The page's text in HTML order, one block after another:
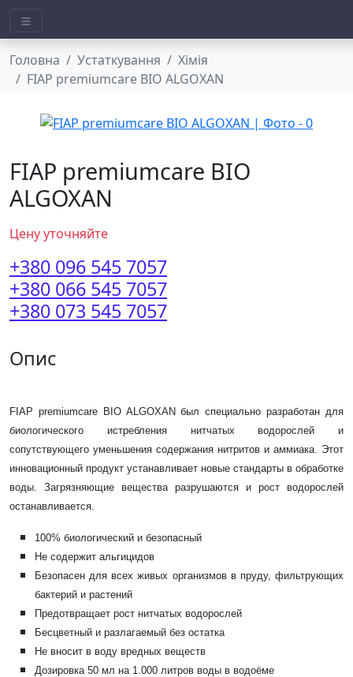
Головна Устаткування
Хімія
FIAP premiumcare BIO ALGOXAN
FIAP premiumcare BIO
ALGOXAN
Цену уточняйте
+380 096 545 7057
+380 066 545 7057
+380 073 545 7057
Опис
FIAP premiumcare BIO ALGOXAN был специально разработан для
биологического истребления нитчатых водорослей и
сопутствующего уменьшения содержания нитритов и аммиака. Этот
инновационный продукт устанавливает новые стандарты в обработке
воды. Загрязняющие вещества разрушаются и рост водорослей
останавливается.
100% биологический и безопасный
Не содержит альгицидов
Безопасен для всех живых организмов в пруду, фильтрующих
бактерий и растений
Предотвращает рост нитчатых водорослей
Бесцветный и разлагаемый без остатка
Не вносит в воду вредных веществ
Дозировка 50 мл на 1.000 литров воды в водоёме